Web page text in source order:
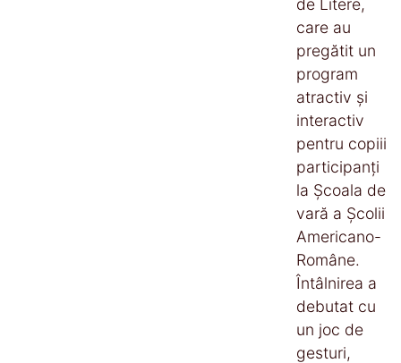
care au
pregătit un
program
atractiv și
interactiv
pentru copiii
participanți
la Școala de
vară a Școlii
Americano-
Române.
Întâlnirea a
debutat cu
un joc de
gesturi,